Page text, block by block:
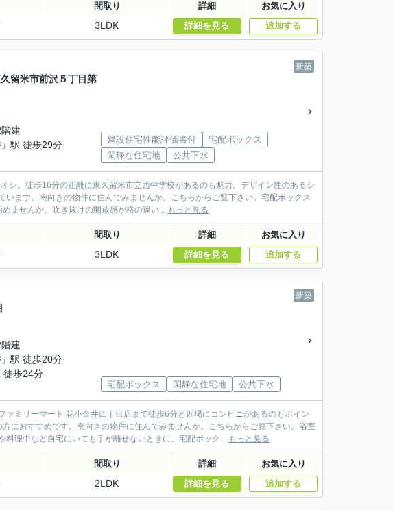
間取り 詳細 お気に入り
3LDK 詳細を見る 追加する
新築
留米市前沢５丁目第
建
」駅 徒歩29分 建設住宅性能評価書付
宅配ボックス
閑静な住宅地
公共下水
シ。徒歩16分の距離に東久留米市立西中学校があるのも魅力。デザイン性のあるシ
ます。南向きの物件に住んでみませんか。こちらからご覧下さい。宅配ボックス
ませんか。吹き抜けの開放感が格の違い... もっと見る
間取り 詳細 お気に入り
3LDK 詳細を見る 追加する
新築
建
」駅 徒歩20分
徒歩24分
宅配ボックス 閑静な住宅地 公共下水
ミリーマート 花小金井四丁目店まで徒歩6分と近場にコンビニがあるのもポイン
におすすめです。南向きの物件に住んでみませんか。こちらからご覧下さい。浴室
理中など自宅にいても手が離せないときに、宅配ボック... もっと見る
間取り 詳細 お気に入り
2LDK 詳細を見る 追加する